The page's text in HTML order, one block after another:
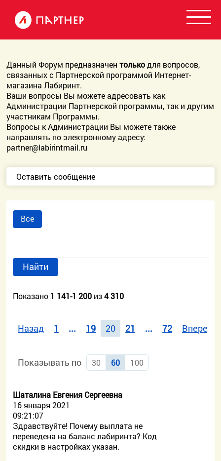
Данный Форум предназначентолькодля вопросов,
связанных с Партнерской программой Интернет-
магазина Лабиринт.
Ваши вопросы Вы можете адресовать как
Администрации Партнерской программы, так и другим
участникам Программы.
Вопросы к Администрации Вы можете также
направлять по электронному адресу:
partner@labirintmail.ru
Оставить сообщение
Все
Найти
Показано 1 141-1 200 из4 310
Назад 1 ... 19 20 21 ... 72 Вперед
Показывать по 30 60 100
Шаталина Евгения Сергеевна
16 января 2021
09:21:07
Здравствуйте! Почему выплата не
переведена на баланс лабиринта? Код
скидки в настройках указан.